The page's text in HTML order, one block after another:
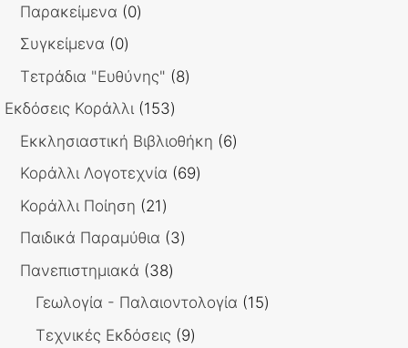
Παρακείμενα 00
Συγκείμενα 00
προϊόντα
Τετράδια "Ευθύνης" 88
Εκδόσεις Κοράλλι 153153
προϊόντα
Εκκλησιαστική Βιβλιοθήκη 66
Κοράλλι Λογοτεχνία 6969
Κοράλλι Ποίηση 2121
προϊόντα
Παιδικά Παραμύθια 33
Πανεπιστημιακά 3838
προϊόντα
Γεωλογία - Παλαιοντολογία 1515
Τεχνικές Εκδόσεις 99